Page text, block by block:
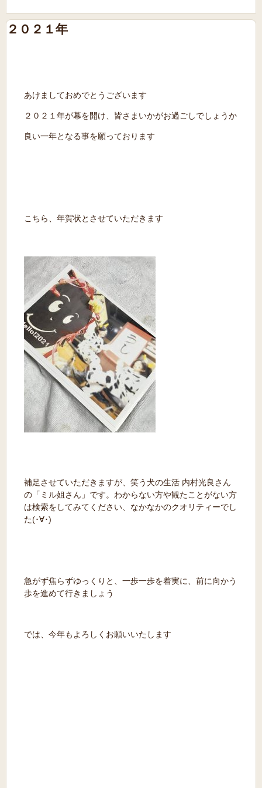
２０２１年
あけましておめでとうございます
２０２１年が幕を開け、皆さまいかがお過ごしでしょうか
良い一年となる事を願っております
こちら、年賀状とさせていただきます
補足させていただきますが、笑う犬の生活 内村光良さん
の「ミル姐さん」です。わからない方や観たことがない方
は検索をしてみてください、なかなかのクオリティーでし
た(･∀･)
急がず焦らずゆっくりと、一歩一歩を着実に、前に向かう
歩を進めて行きましょう
では、今年もよろしくお願いいたします